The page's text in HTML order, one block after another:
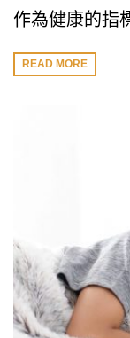
作為健康的指
READ MORE